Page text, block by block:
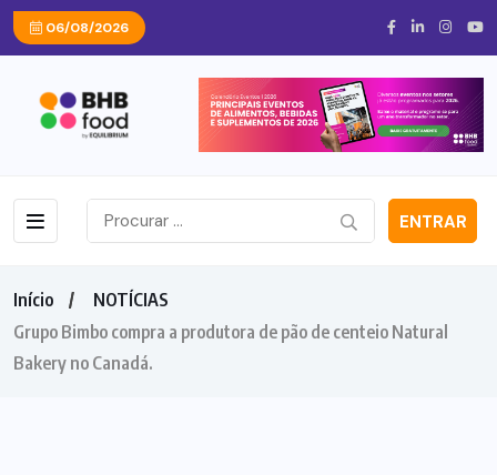
06/08/2026
ENTRAR
Início
NOTÍCIAS
Grupo Bimbo compra a produtora de pão de centeio Natural
Bakery no Canadá.